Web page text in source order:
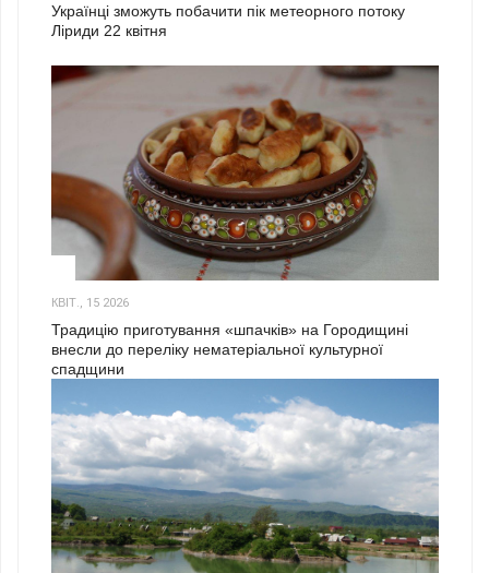
Українці зможуть побачити пік метеорного потоку
Ліриди 22 квітня
КВІТ., 15 2026
Традицію приготування «шпачків» на Городищині
внесли до переліку нематеріальної культурної
спадщини